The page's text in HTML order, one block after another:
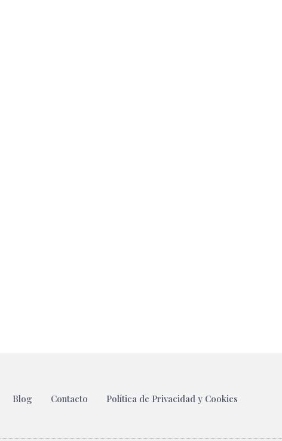
Blog Contacto Política de Privacidad y Cookies